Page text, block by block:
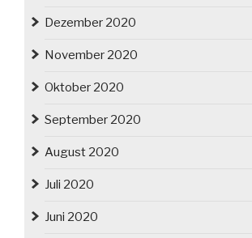
Dezember 2020
November 2020
Oktober 2020
September 2020
August 2020
Juli 2020
Juni 2020